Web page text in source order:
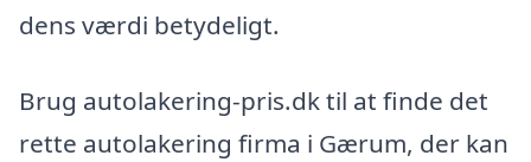
dens værdi betydeligt.
Brug autolakering-pris.dk til at finde det
rette autolakering firma i Gærum, der kan